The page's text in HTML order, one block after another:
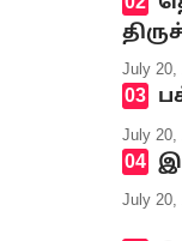
July 20,
July 20,
July 20,